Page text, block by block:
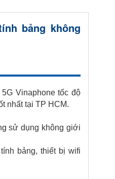
bảng không
Vinaphone tốc độ
nhất tại TP HCM.
sử dụng không giới
bảng, thiết bị wifi